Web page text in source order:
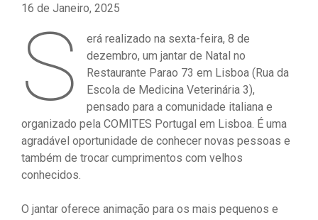
16 de Janeiro, 2025
S
erá realizado na sexta-feira, 8 de
dezembro, um jantar de Natal no
Restaurante Parao 73 em Lisboa (Rua da
Escola de Medicina Veterinária 3),
pensado para a comunidade italiana e
organizado pela COMITES Portugal em Lisboa. É uma
agradável oportunidade de conhecer novas pessoas e
também de trocar cumprimentos com velhos
conhecidos.
O jantar oferece animação para os mais pequenos e